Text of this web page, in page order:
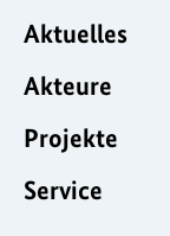
Aktuelles
Akteure
Projekte
Service